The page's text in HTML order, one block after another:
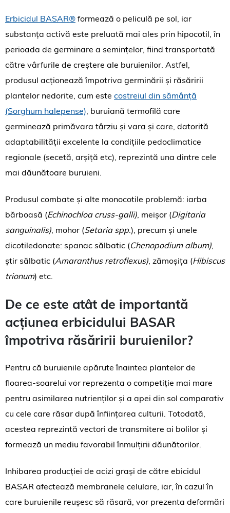
Erbicidul BASAR® formează o peliculă pe sol, iar
substanța activă este preluată mai ales prin hipocotil, în
perioada de germinare a semințelor, fiind transportată
către vârfurile de creștere ale buruienilor. Astfel,
produsul acționează împotriva germinării și răsăririi
plantelor nedorite, cum este costreiul din sămânță
(Sorghum halepense), buruiană termofilă care
germinează primăvara târziu și vara și care, datorită
adaptabilității excelente la condițiile pedoclimatice
regionale (secetă, arșiță etc), reprezintă una dintre cele
mai dăunătoare buruieni.
Produsul combate și alte monocotile problemă: iarba
bărboasă (Echinochloa cruss-galli), meișor (Digitaria
sanguinalis), mohor (Setaria spp.), precum și unele
dicotiledonate: spanac sălbatic (Chenopodium album),
știr sălbatic (Amaranthus retroflexus), zămoșița (Hibiscus
trionum) etc.
De ce este atât de importantă
acțiunea erbicidului BASAR
împotriva răsăririi buruienilor?
Pentru că buruienile apărute înaintea plantelor de
floarea-soarelui vor reprezenta o competiție mai mare
pentru asimilarea nutrienților și a apei din sol comparativ
cu cele care răsar după înființarea culturii. Totodată,
acestea reprezintă vectori de transmitere ai bolilor și
formează un mediu favorabil înmulțirii dăunătorilor.
Inhibarea producției de acizi grași de către ebicidul
BASAR afectează membranele celulare, iar, în cazul în
care buruienile reușesc să răsară, vor prezenta deformări